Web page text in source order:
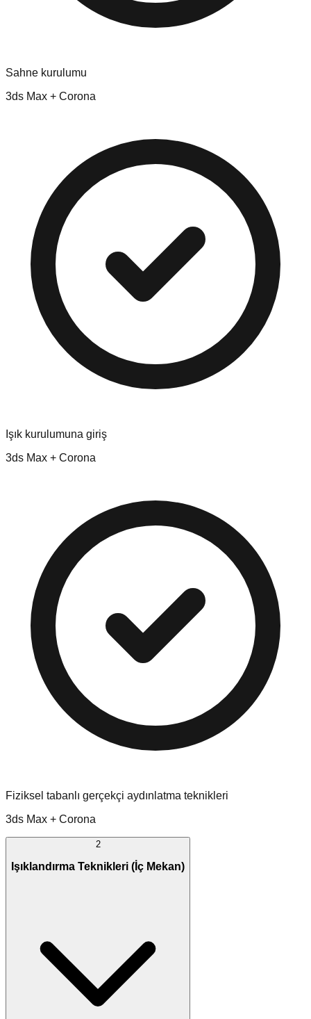
Sahne kurulumu
3ds Max + Corona
Işık kurulumuna giriş
3ds Max + Corona
Fiziksel tabanlı gerçekçi aydınlatma teknikleri
3ds Max + Corona
2
Işıklandırma Teknikleri (İç Mekan)